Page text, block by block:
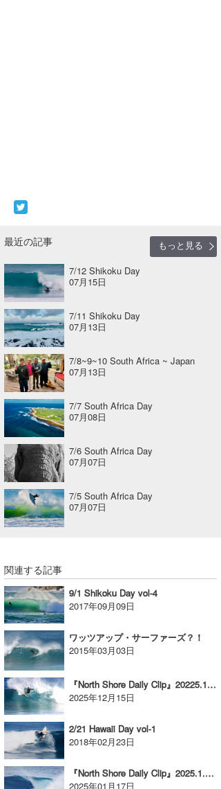
最近の記事
もっと見る
7/12 Shikoku Day
07月15日
7/11 Shikoku Day
07月13日
7/8~9~10 South Africa ~ Japan
07月13日
7/7 South Africa Day
07月08日
7/6 South Africa Day
07月07日
7/5 South Africa Day
07月07日
関連する記事
9/1 Shikoku Day vol-4
2017年09月09日
ワッツアップ・サーファーズ？！
2015年03月03日
『North Shore Daily Clip』20225.12.13 @ OTW & BACKDOOR
2025年12月15日
2/21 Hawaii Day vol-1
2018年02月23日
『North Shore Daily Clip』2025.1.15 @ OTW
2025年01月17日